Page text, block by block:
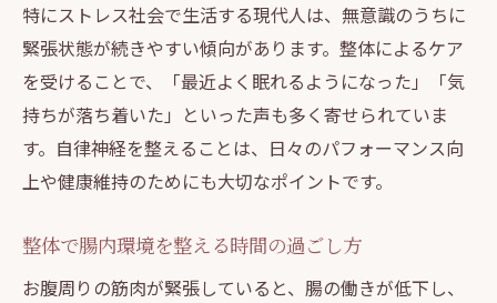
特にストレス社会で生活する現代人は、無意識のうちに
緊張状態が続きやすい傾向があります。整体によるケア
を受けることで、「最近よく眠れるようになった」「気
持ちが落ち着いた」といった声も多く寄せられていま
す。自律神経を整えることは、日々のパフォーマンス向
上や健康維持のためにも大切なポイントです。
整体で腸内環境を整える時間の過ごし方
お腹周りの筋肉が緊張していると、腸の働きが低下し、